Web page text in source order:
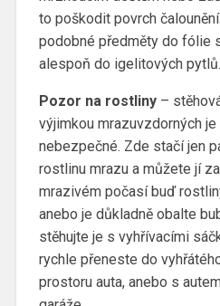
to poškodit povrch
podobné předměty do fólie
alespoň do igelitových pytlů.
Pozor na rostliny–
výjimkou mrazuvzdorných
nebezpečné. Zde stačí jen
rostlinu mrazu a můžete jí
mrazivém počasí buď
anebo je důkladně obalte
stěhujte je s vyhřívacími
rychle přeneste do
prostoru auta, anebo s